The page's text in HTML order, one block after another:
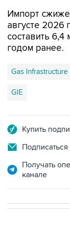
Импорт
августе 2026
составить 6,4
годом ранее.
Gas
GIE
Купить
Получать
канале